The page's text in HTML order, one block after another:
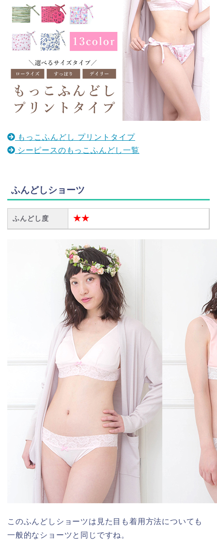
もっこふんどし プリントタイプ
シーピースのもっこふんどし一覧
ふんどしショーツ
ふんどし度 ★★
このふんどしショーツは見た目も着用方法についても
一般的なショーツと同じですね。